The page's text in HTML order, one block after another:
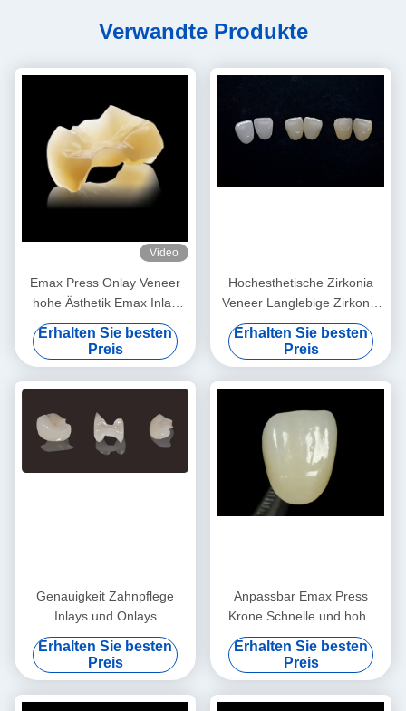
Verwandte Produkte
Video
Emax Press Onlay Veneer
hohe Ästhetik Emax Inlay
Onlay professionell
Erhalten Sie besten
Preis
Hochesthetische Zirkonia
Veneer Langlebige Zirkonia
Emax Veneer
Erhalten Sie besten
Preis
Genauigkeit Zahnpflege
Inlays und Onlays
Lithiumdisilikat Fräsen Onlay
Veneer
Erhalten Sie besten
Preis
Anpassbar Emax Press
Krone Schnelle und hohe
Ästhetik Zahn Inlay Onlay
Erhalten Sie besten
Preis